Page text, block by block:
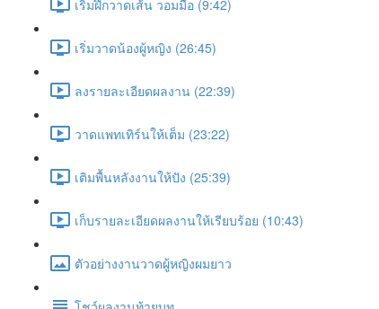
เริ่มฝึกวาดเส้น วอมมือ (9:42)
เริ่มวาดน้องผู้หญิง (26:45)
ลงรายละเอียดผลงาน (22:39)
วาดแพทเทิร์นให้เต็ม (23:22)
เติมพื้นหลังงานให้ปัง (25:39)
เก็บรายละเอียดผลงานให้เรียบร้อย (10:43)
ตัวอย่างงานวาดผู้หญิงผมยาว